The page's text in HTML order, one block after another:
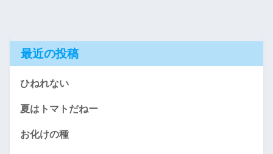
最近の投稿
ひねれない
夏はトマトだねー
お化けの種